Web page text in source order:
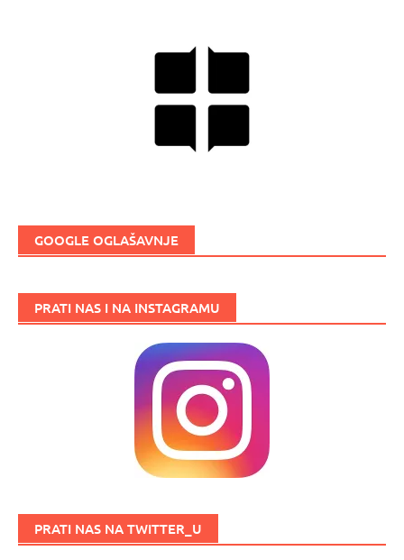
GOOGLE OGLAŠAVNJE
PRATI NAS I NA INSTAGRAMU
PRATI NAS NA TWITTER_U